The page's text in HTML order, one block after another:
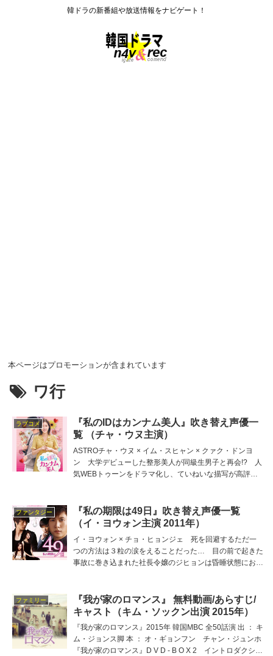
韓ドラの新番組や放送情報をナビゲート！
本ページはプロモーションが含まれています
ワ行
ラブコメ
『私のIDはカンナム美人』吹き替え声優一
覧 （チャ・ウヌ主演）
ASTROチャ・ウヌ × イム・スヒャン × クァク・ドンヨ
ン 大学デビューした整形美人が同級生男子と再会!? 人
気WEBトゥーンをドラマ化し、ていねいな描写が高評価
朋子、芦原健介など。
ファンタジー
『私の期限は49日』吹き替え声優一覧
（イ・ヨウォン主演 2011年）
イ・ヨウォン × チョ・ヒョンジェ 死を回避するただ一
つの方法は３粒の涙をえることだった… 目の前で起きた
事故に巻き込まれた社長令嬢のジヒョンは昏睡状態におち
輪英司、松嵜麗など。
ファミリー
『我が家のロマンス』 無料動画/あらすじ/
キャスト（キム・ソックン出演 2015年）
『我が家のロマンス』2015年 韓国MBC 全50話演 出 ： キ
ム・ジョンス脚 本 ： オ・ギョンフン チャン・ジュンホ
『我が家のロマンス』D V D - B O X 2 イントロダクショ